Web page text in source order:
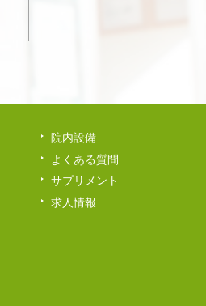
院内設備
よくある質問
サプリメント
求人情報